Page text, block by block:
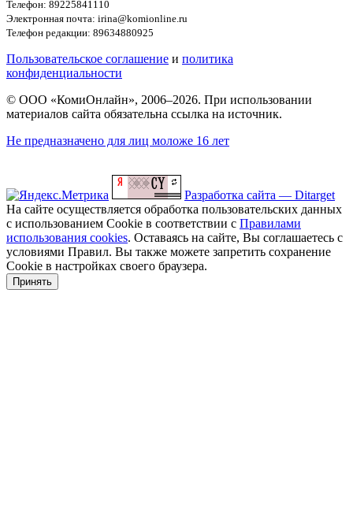
Телефон: 89225841110
Электронная почта: irina@komionline.ru
Телефон редакции: 89634880925
Пользовательское соглашение и политика
конфиденциальности
© ООО «КомиОнлайн», 2006–2026. При использовании
материалов сайта обязательна ссылка на источник.
Не предназначено для лиц моложе 16 лет
Разработка сайта — Ditarget
На сайте осуществляется обработка пользовательских данных
с использованием Cookie в соответствии с Правилами
использования cookies. Оставаясь на сайте, Вы соглашаетесь с
условиями Правил. Вы также можете запретить сохранение
Cookie в настройках своего браузера.
Принять